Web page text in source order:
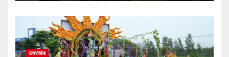
उत्तराखंड